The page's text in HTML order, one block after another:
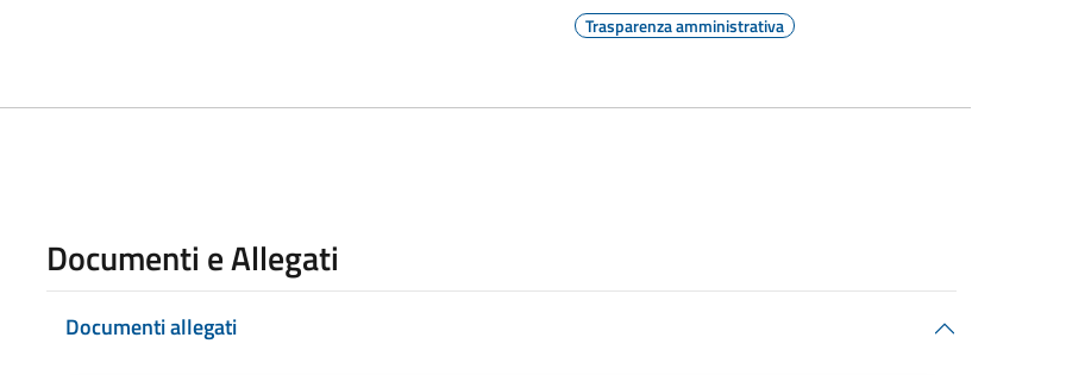
Trasparenza amministrativa
Documenti e Allegati
Documenti allegati